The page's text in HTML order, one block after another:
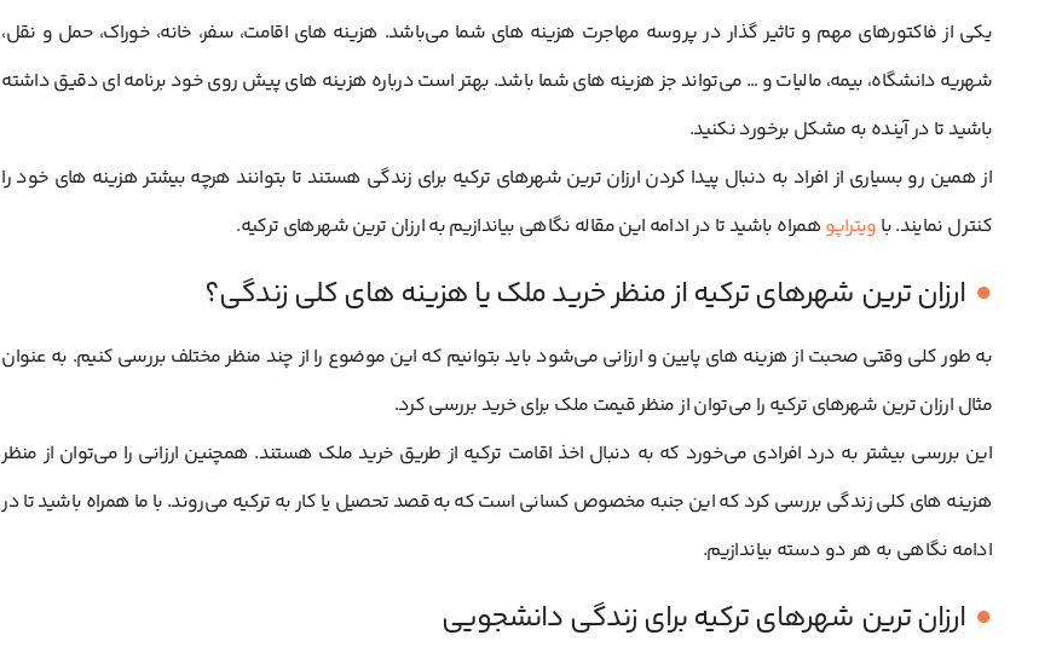
یکی از فاکتورهای مهم و تاثیر گذار در پروسه مهاجرت هزینه های شما می‌باشد. هزینه های اقامت، سفر، خانه، خوراک، حمل و نقل،
شهریه دانشگاه، ‌بیمه، مالیات و … می‌تواند جز هزینه های شما باشد. بهتر است درباره هزینه های پیش روی خود برنامه ای دقیق داشته
باشید تا در آينده به مشکل برخورد نکنید.
از همین رو بسیاری از افراد به دنبال پیدا کردن ارزان ترین شهرهای ترکیه برای زندگی هستند تا بتوانند هرچه بیشتر هزینه های خود را
کنترل نمایند. با ویتراپوهمراه باشید تا در ادامه این مقاله نگاهی بیاندازیم به ارزان ترین شهرهای ترکیه.
ارزان ترین شهرهای ترکیه از منظر خرید ملک یا هزینه های کلی زندگی؟
به طور کلی وقتی صحبت از هزینه های پایین و ارزانی می‌شود باید بتوانیم که این موضوع را از چند منظر مختلف بررسی کنیم. به عنوان
مثال ارزان ترین شهرهای ترکیه را می‌توان از منظر قیمت ملک برای خرید بررسی کرد.
این بررسی بیشتر به درد افرادی می‌خورد که به دنبال اخذ اقامت ترکیه از طریق خرید ملک هستند. همچنین ارزانی را می‌توان از منظر
هزینه های کلی زندگی بررسی کرد که این جنبه مخصوص کسانی است که به قصد تحصیل یا کار به ترکیه می‌روند. با ما همراه باشید تا در
ادامه نگاهی به هر دو دسته بیاندازیم.
ارزان ترین شهرهای ترکیه برای زندگی دانشجویی